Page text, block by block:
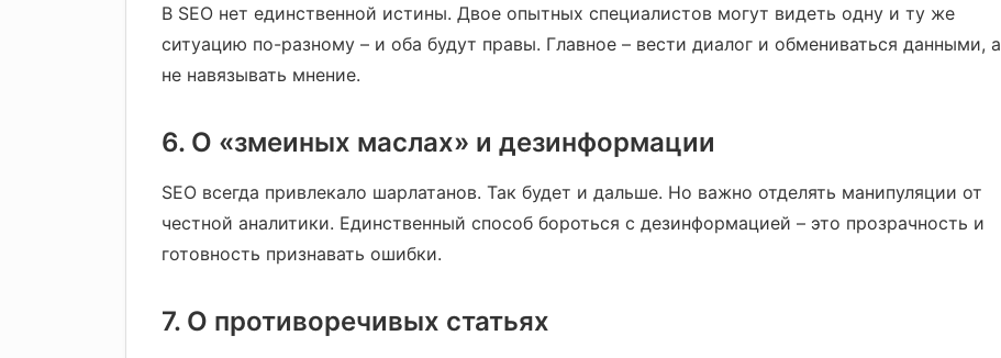
В SEO нет единственной истины. Двое опытных специалистов могут видеть одну и ту же
ситуацию по-разному – и оба будут правы. Главное – вести диалог и обмениваться данными, а
не навязывать мнение.
6. О «змеиных маслах» и дезинформации
SEO всегда привлекало шарлатанов. Так будет и дальше. Но важно отделять манипуляции от
честной аналитики. Единственный способ бороться с дезинформацией – это прозрачность и
готовность признавать ошибки.
7. О противоречивых статьях